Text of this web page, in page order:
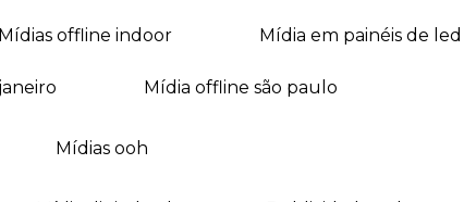
mídias offline indoor mídia em painéis de led
mídia offline são paulo
mídias ooh